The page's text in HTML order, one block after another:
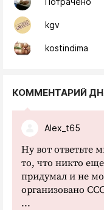
kgv
kostindima
КОММЕНТАРИЙ
Alex_t65
Ну вот ответьте
то, что никто
придумал и не
организовано
...